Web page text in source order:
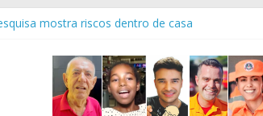
mostra riscos dentro de casa
Dia C, que será realizado em 29/8
maços de cigarros contrabandeados
boas é sempre emocionante!